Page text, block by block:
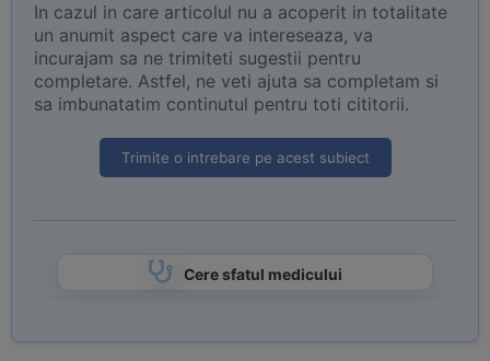
In cazul in care articolul nu a acoperit in totalitate
un anumit aspect care va intereseaza, va
incurajam sa ne trimiteti sugestii pentru
completare. Astfel, ne veti ajuta sa completam si
sa imbunatatim continutul pentru toti cititorii.
Trimite o intrebare pe acest subiect
Cere sfatul medicului